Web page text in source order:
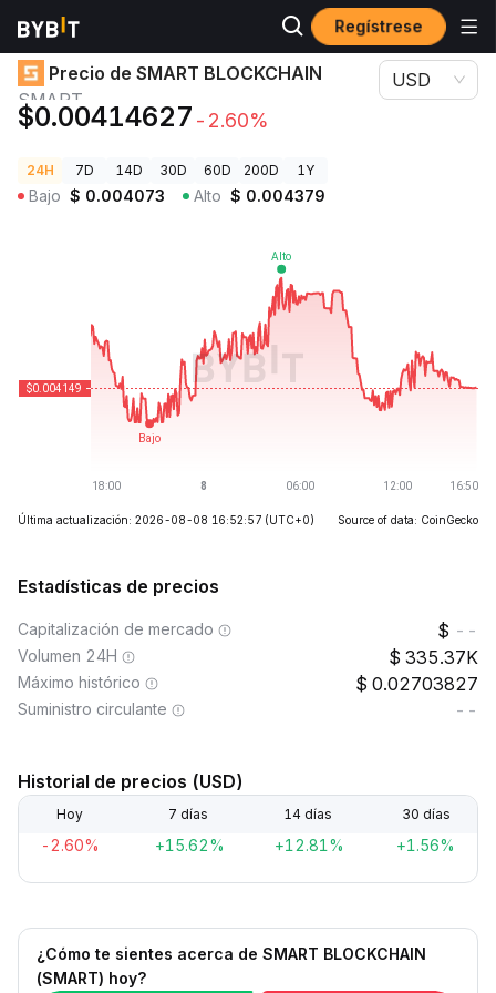
Regístrese
Precios de Criptomonedas Precio de SMART BLOCKCHAIN SMART
Precio de SMART BLOCKCHAIN
SMART
$0.00414627 -2.60%
USD
24H 7D 14D 30D 60D 200D 1Y
Bajo $ 0.004073 Alto $ 0.004379
Última actualización: 2026-08-08 16:52:57 (UTC+0) Source of data: CoinGecko
Estadísticas de precios
Capitalización de mercado --
Volumen 24H 335.37K
Máximo histórico 0.02703827
Suministro circulante --
Historial de precios (USD)
Hoy 7 días 14 días 30 días
-2.60% +15.62% +12.81% +1.56%
¿Cómo te sientes acerca de SMART BLOCKCHAIN
(SMART) hoy?